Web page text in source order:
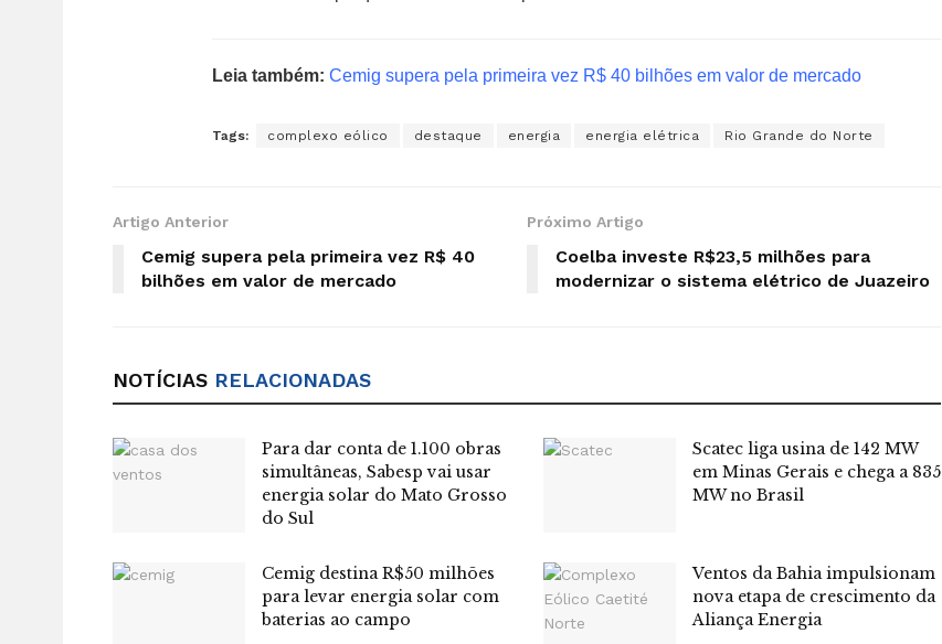
Leia também: Cemig supera pela primeira vez R$ 40 bilhões em valor de mercado
Tags: complexo eólico destaque energia energia elétrica Rio Grande do Norte
Artigo Anterior
Cemig supera pela primeira vez R$ 40
bilhões em valor de mercado
Próximo Artigo
Coelba investe R$23,5 milhões para
modernizar o sistema elétrico de Juazeiro
NOTÍCIAS RELACIONADAS
Para dar conta de 1.100 obras
simultâneas, Sabesp vai usar
energia solar do Mato Grosso
do Sul
Scatec liga usina de 142 MW
em Minas Gerais e chega a 835
MW no Brasil
Cemig destina R$50 milhões
para levar energia solar com
baterias ao campo
Ventos da Bahia impulsionam
nova etapa de crescimento da
Aliança Energia